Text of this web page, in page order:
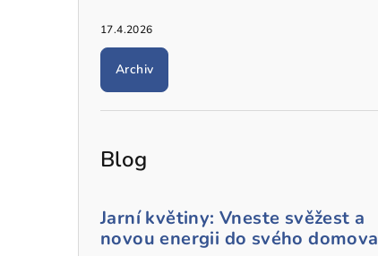
17.4.2026
Archiv
Blog
Jarní květiny: Vneste svěžest a
novou energii do svého domova